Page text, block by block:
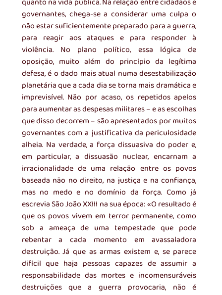
governantes, chega-se a considerar uma culpa o
não estar suficientemente preparado para a guerra,
para reagir aos ataques e para responder à
violência. No plano político, essa lógica de
oposição, muito além do princípio da legítima
defesa, é o dado mais atual numa desestabilização
planetária que a cada dia se torna mais dramática e
imprevisível. Não por acaso, os repetidos apelos
para aumentar as despesas militares – e as escolhas
que disso decorrem – são apresentados por muitos
governantes com a justificativa da periculosidade
alheia. Na verdade, a força dissuasiva do poder e,
em particular, a dissuasão nuclear, encarnam a
irracionalidade de uma relação entre os povos
baseada não no direito, na justiça e na confiança,
mas no medo e no domínio da força. Como já
escrevia São João XXIII na sua época: «O resultado é
que os povos vivem em terror permanente, como
sob a ameaça de uma tempestade que pode
rebentar a cada momento em avassaladora
destruição. Já que as armas existem e, se parece
difícil que haja pessoas capazes de assumir a
responsabilidade das mortes e incomensuráveis
destruições que a guerra provocaria, não é